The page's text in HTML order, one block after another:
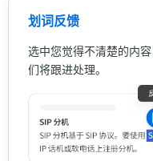
划词反馈
选中您觉得不清楚的内
们将跟进处理。